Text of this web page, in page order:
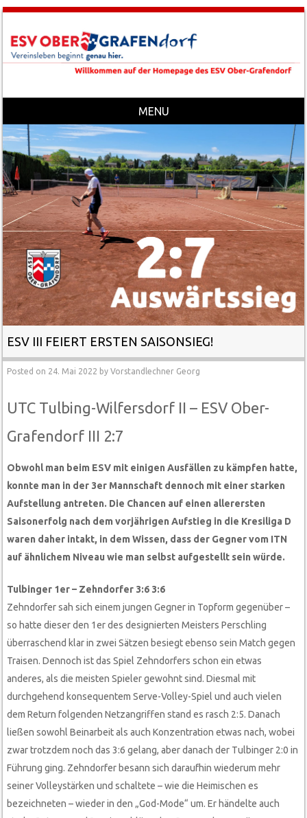
MENU
Skip to content
ESV III FEIERT ERSTEN SAISONSIEG!
Posted on 24. Mai 2022 byVorstandlechner Georg
UTC Tulbing-Wilfersdorf II – ESV Ober-
Grafendorf III 2:7
Obwohl man beim ESV mit einigen Ausfällen zu kämpfen hatte,
konnte man in der 3er Mannschaft dennoch mit einer starken
Aufstellung antreten. Die Chancen auf einen allerersten
Saisonerfolg nach dem vorjährigen Aufstieg in die Kresiliga D
waren daher intakt, in dem Wissen, dass der Gegner vom ITN
auf ähnlichem Niveau wie man selbst aufgestellt sein würde.
Tulbinger 1er – Zehndorfer 3:6 3:6
Zehndorfer sah sich einem jungen Gegner in Topform gegenüber –
so hatte dieser den 1er des designierten Meisters Perschling
überraschend klar in zwei Sätzen besiegt ebenso sein Match gegen
Traisen. Dennoch ist das Spiel Zehndorfers schon ein etwas
anderes, als die meisten Spieler gewohnt sind. Diesmal mit
durchgehend konsequentem Serve-Volley-Spiel und auch vielen
dem Return folgenden Netzangriffen stand es rasch 2:5. Danach
ließen sowohl Beinarbeit als auch Konzentration etwas nach, wobei
zwar trotzdem noch das 3:6 gelang, aber danach der Tulbinger 2:0 in
Führung ging. Zehndorfer besann sich daraufhin wiederum mehr
seiner Volleystärken und schaltete – wie die Heimischen es
bezeichneten – wieder in den „God-Mode“ um. Er händelte auch